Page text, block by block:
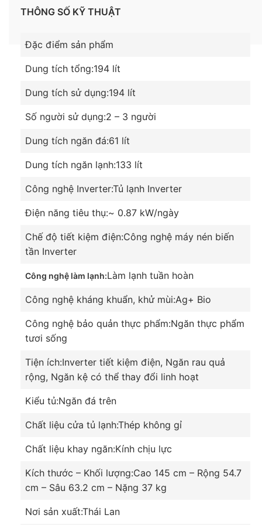
Tích hợp công nghệ Inverter ưu việt, tiết kiệm
điện
Tủ lạnh Toshiba được tích hợp thêm công nghệ
Inverter sử dụng máy nén hiện đại, điều chỉnh công
suất phù hợp, làm lạnh ổn định, vận hành êm ái
đình bạn. Ngoài ra, công nghệ này còn giúp bạn tối
ưu hóa năng lượng sử dụng cực kỳ hiệu quả.
Bảo quản thực phẩm tươi ngon với công nghệ làm
Để giúp bạn có thể làm lạnh đồng đều hơn cho
thực phẩm bên trong tủ thì hãng đã trang bị
luân chuyển các luồng khí lạnh vòng xung quanh,
làm lạnh đều và ổn định cho tất cả các thực phẩm
trong tủ.
THÔNG SỐ KỸ THUẬT
Đặc điểm sản phẩm
Dung tích tổng:194 lít
Dung tích sử dụng:194 lít
Số người sử dụng:2 – 3 người
Dung tích ngăn đá:61 lít
Dung tích ngăn lạnh:133 lít
Công nghệ Inverter:Tủ lạnh Inverter
Điện năng tiêu thụ:~ 0.87 kW/ngày
Chế độ tiết kiệm điện:Công nghệ máy nén biến
tần Inverter
Công nghệ làm lạnh:Làm lạnh tuần hoàn
Công nghệ kháng khuẩn, khử mùi:Ag+ Bio
Công nghệ bảo quản thực phẩm:Ngăn thực phẩm
tươi sống
Tiện ích:Inverter tiết kiệm điện, Ngăn rau quả
rộng, Ngăn kệ có thể thay đổi linh hoạt
Kiểu tủ:Ngăn đá trên
Chất liệu cửa tủ lạnh:Thép không gỉ
Chất liệu khay ngăn:Kính chịu lực
Kích thước – Khối lượng:Cao 145 cm – Rộng 54.7
cm – Sâu 63.2 cm – Nặng 37 kg
Nơi sản xuất:Thái Lan